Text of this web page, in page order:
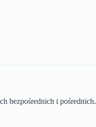
bezpośrednich i pośrednich.